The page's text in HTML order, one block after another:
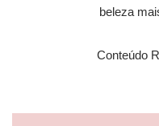
beleza
Conteúdo